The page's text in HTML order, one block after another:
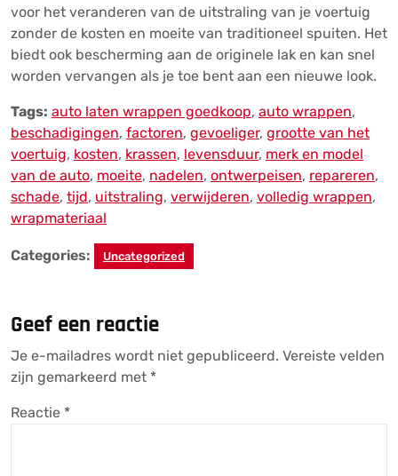
voor het veranderen van de uitstraling van je voertuig
zonder de kosten en moeite van traditioneel spuiten. Het
biedt ook bescherming aan de originele lak en kan snel
worden vervangen als je toe bent aan een nieuwe look.
Tags: auto laten wrappen goedkoop, auto wrappen,
beschadigingen, factoren, gevoeliger, grootte van het
voertuig, kosten, krassen, levensduur, merk en model
van de auto, moeite, nadelen, ontwerpeisen, repareren,
schade, tijd, uitstraling, verwijderen, volledig wrappen,
wrapmateriaal
Categories: Uncategorized
Geef een reactie
Je e-mailadres wordt niet gepubliceerd. Vereiste velden
zijn gemarkeerd met *
Reactie *